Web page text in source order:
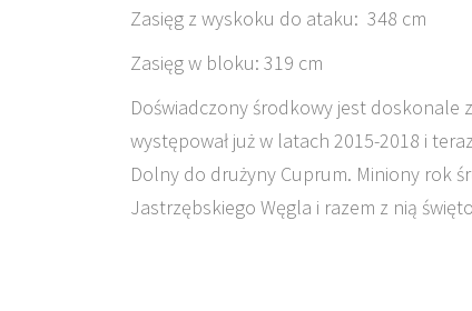
Zasięg z wyskoku do ataku: 348 cm
Zasięg w bloku: 319 cm
Doświadczony środkowy jest doskonale
występował już w latach 2015-2018 i
Dolny do drużyny Cuprum. Miniony rok
Jastrzębskiego Węgla i razem z nią